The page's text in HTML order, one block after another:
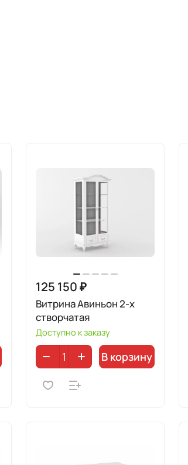
125 150 ₽
Витрина Авиньон 2-х
створчатая
Доступно к заказу
В корзину